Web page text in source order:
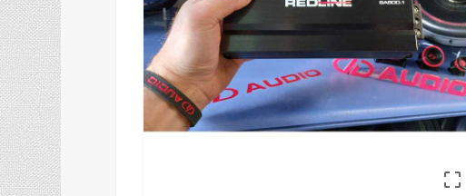
